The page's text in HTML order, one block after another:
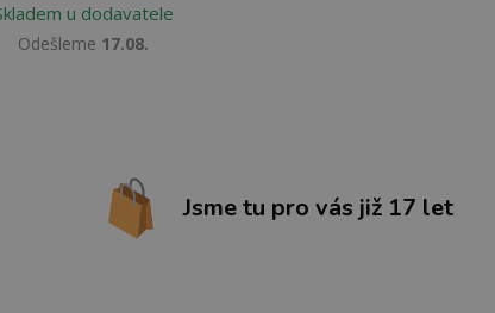
u dodavatele
Odešleme 17.08.
Jsme tu pro vás již 17 let